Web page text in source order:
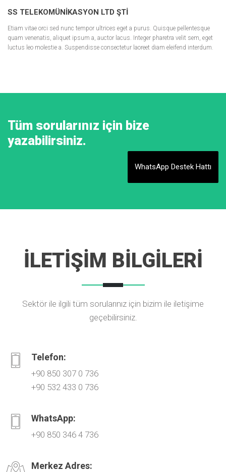
SS TELEKOMÜNIKASYON LTD ŞTI
Etiam vitae orci sed nunc tempor ultrices eget a purus. Quisque pellentesque
quam venenatis, aliquet ipsum a, auctor lacus. Integer pharetra velit sem, eget
luctus leo molestie a. Suspendisse consectetur laoreet diam eleifend interdum.
Tüm sorularınız için bize
yazabilirsiniz.
WhatsApp Destek Hattı
İLETİŞİM BİLGİLERİ
Sektör ile ilgili tüm sorularınız için bizim ile iletişime
geçebilirsiniz.
Telefon:
+90 850 307 0 736
+90 532 433 0 736
WhatsApp:
+90 850 346 4 736
Merkez Adres: